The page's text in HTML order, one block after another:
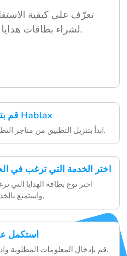
قم بتنزيل تطبيق Hablax
ابدأ بتنزيل التطبيق من متاجر التطبيقات المتاحة.
اختر الخدمة التي ترغب في
اختر نوع بطاقة الهدايا التي
واستمتع بالخدمات المتنوعة.
استكمل
قم بإدخال المعلومات المطلوبة واذهب إلى الدفع.
تعرّف على كيفية
لشراء بطاقات هدايا بكل سهولة.